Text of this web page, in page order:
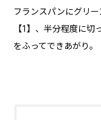
フランスパンにグリー
【1】、半分程度に
をふってできあがり。